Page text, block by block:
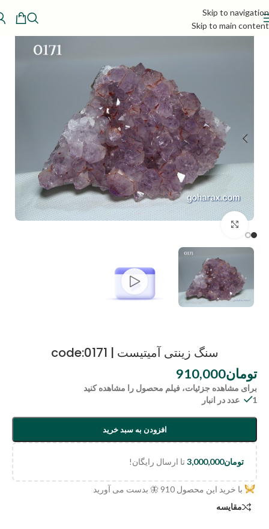
Skip to navigation
Skip to main content
سنگ زینتی آمیتیست | code:0171
تومان910,000
برای مشاهده جزئیات، فیلم محصول را مشاهده کنید
1 عدد در انبار
افزودن به سبد خرید
تومان3,000,000تا ارسال رایگان!
با خرید این محصول 910 🦋 بدست می آورید
مقایسه